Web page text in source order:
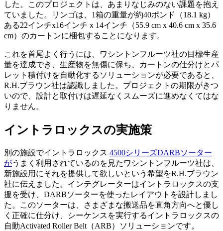
した。このプロジェクトは、あまりなじみのない課題を抱え
ていました。リンゴは、1箱の重量が約40ポンド（18.1 kg）
ある22インチx16インチｘ14インチ（55.9 cm x 40.6 cm x 35.6
cm）のカートンに梱包することになります。
これを首尾よく行うには、ワシントンフルーツ社の目標生産
量を達成でき、生産物を無傷に保ち、カートンの仕分けとパ
レット積付けを自動化するソリューションが必要であると、
R.H.ブラウン社は認識しました。プロジェクトの期限がきつ
いので、設計と取付けは遅延なくスムーズに進めなくてはな
りません。
イントラロックスの実施策
別の施設でイントラロックス 4500シリーズDARBソーター
がうまく利用されているのを見たワシントンフルーツ社は、
新施設用にそれを提供して欲しいという希望をR.H.ブラウン
社に伝えました。インテグレーターはイントラロックスの支
援を受け、DARBソーターを使ったレイアウトを設計しまし
た。このソーターは、さまざまな搬送品を直角方向へと優し
く正確に仕分け、シーケンスを実行するイントラロックスの
自動Activated Roller Belt（ARB）ソリューションです。